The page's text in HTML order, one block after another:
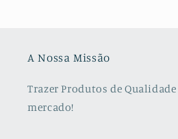
A Nossa Missão
Trazer Produtos de
mercado!